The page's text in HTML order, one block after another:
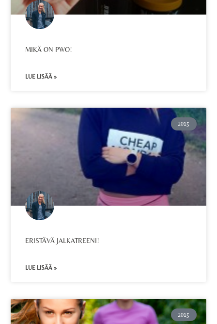
MIKÄ ON PWO!
LUE LISÄÄ »
2015
ERISTÄVÄ JALKATREENI!
LUE LISÄÄ »
2015